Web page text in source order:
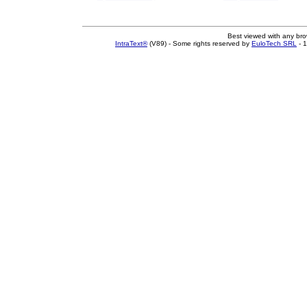
Best viewed with any
IntraText®(V89) - Some rights reserved by EuloTech SRL -